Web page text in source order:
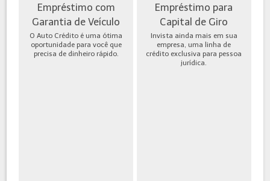
Empréstimo com
Garantia de Veículo
O Auto Crédito é uma ótima
oportunidade para você que
precisa de dinheiro rápido.
Empréstimo para
Capital de Giro
Invista ainda mais em sua
empresa, uma linha de
crédito exclusiva para pessoa
jurídica.